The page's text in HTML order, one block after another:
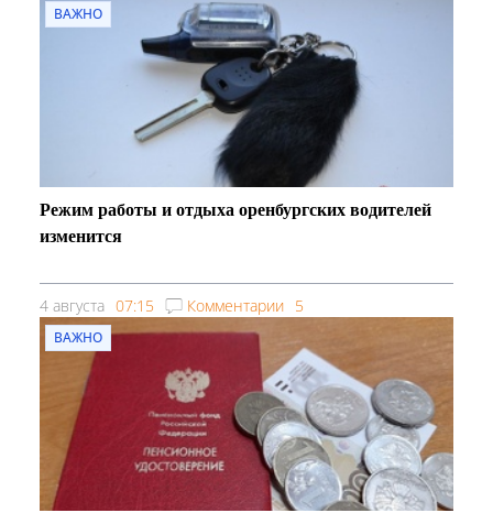
ВАЖНО
Режим работы и отдыха оренбургских водителей
изменится
4 августа 07:15 Комментарии 5
ВАЖНО